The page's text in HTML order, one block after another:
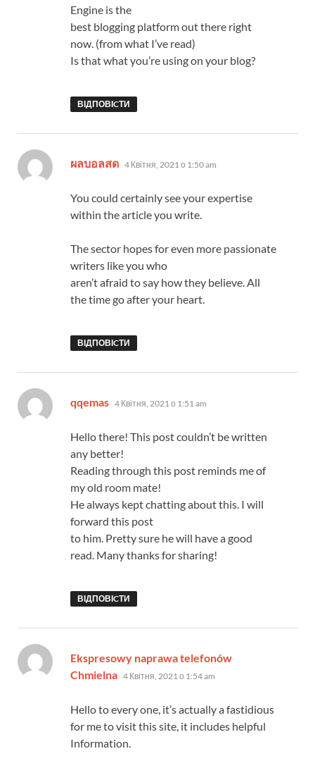
Engine is the
best blogging platform out there right
now. (from what I’ve read)
Is that what you’re using on your blog?
ВІДПОВІCТИ
ผลบอลสด 4 Квітня, 2021 о 1:50 am
You could certainly see your expertise
within the article you write.
The sector hopes for even more passionate
writers like you who
aren’t afraid to say how they believe. All
the time go after your heart.
ВІДПОВІCТИ
qqemas 4 Квітня, 2021 о 1:51 am
Hello there! This post couldn’t be written
any better!
Reading through this post reminds me of
my old room mate!
He always kept chatting about this. I will
forward this post
to him. Pretty sure he will have a good
read. Many thanks for sharing!
ВІДПОВІCТИ
Ekspresowy naprawa telefonów
Chmielna 4 Квітня, 2021 о 1:54 am
Hello to every one, it’s actually a fastidious
for me to visit this site, it includes helpful
Information.